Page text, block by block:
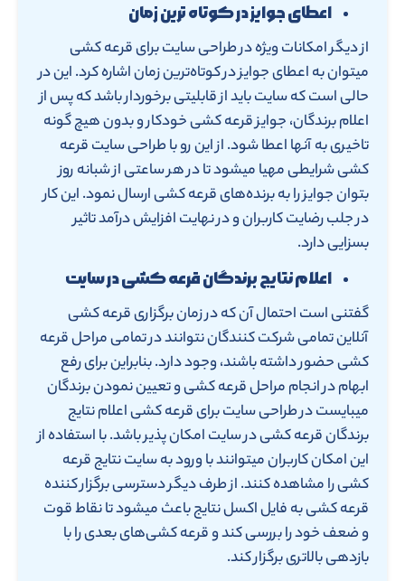
اعطای جوایز در کوتاه ترین زمان
از دیگر امکانات ویژه در طراحی سایت برای قرعه کشی
میتوان به اعطای جوایز در کوتاه‌ترین زمان اشاره کرد. این در
حالی است که سایت باید از قابلیتی برخوردار باشد که پس از
اعلام برندگان، جوایز قرعه کشی خودکار و بدون هیچ گونه
تاخیری به آنها اعطا شود. از این رو با طراحی سایت قرعه
کشی شرایطی مهیا میشود تا در هر ساعتی از شبانه روز
بتوان جوایز را به برنده‌های قرعه کشی ارسال نمود. این کار
در جلب رضایت کاربران و در نهایت افزایش درآمد تاثیر
بسزایی دارد.
اعلام نتایج برندگان قرعه کشی در سایت
گفتنی است احتمال آن که در زمان برگزاری قرعه کشی
آنلاین تمامی شرکت کنندگان نتوانند در تمامی مراحل قرعه
کشی حضور داشته باشند، وجود دارد. بنابراین برای رفع
ابهام در انجام مراحل قرعه کشی و تعیین نمودن برندگان
میبایست در طراحی سایت برای قرعه کشی اعلام نتایج
برندگان قرعه کشی در سایت امکان پذیر باشد. با استفاده از
این امکان کاربران میتوانند با ورود به سایت نتایج قرعه
کشی را مشاهده کنند. از طرف دیگر دسترسی برگزار کننده
قرعه کشی به فایل اکسل نتایج باعث میشود تا نقاط قوت
و ضعف خود را بررسی کند و قرعه کشی‌های بعدی را با
بازدهی بالاتری برگزار کند.